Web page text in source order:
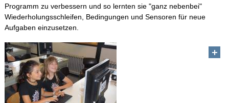
Programm zu verbessern und so lernten sie "ganz nebenbei"
Wiederholungsschleifen, Bedingungen und Sensoren für neue
Aufgaben einzusetzen.